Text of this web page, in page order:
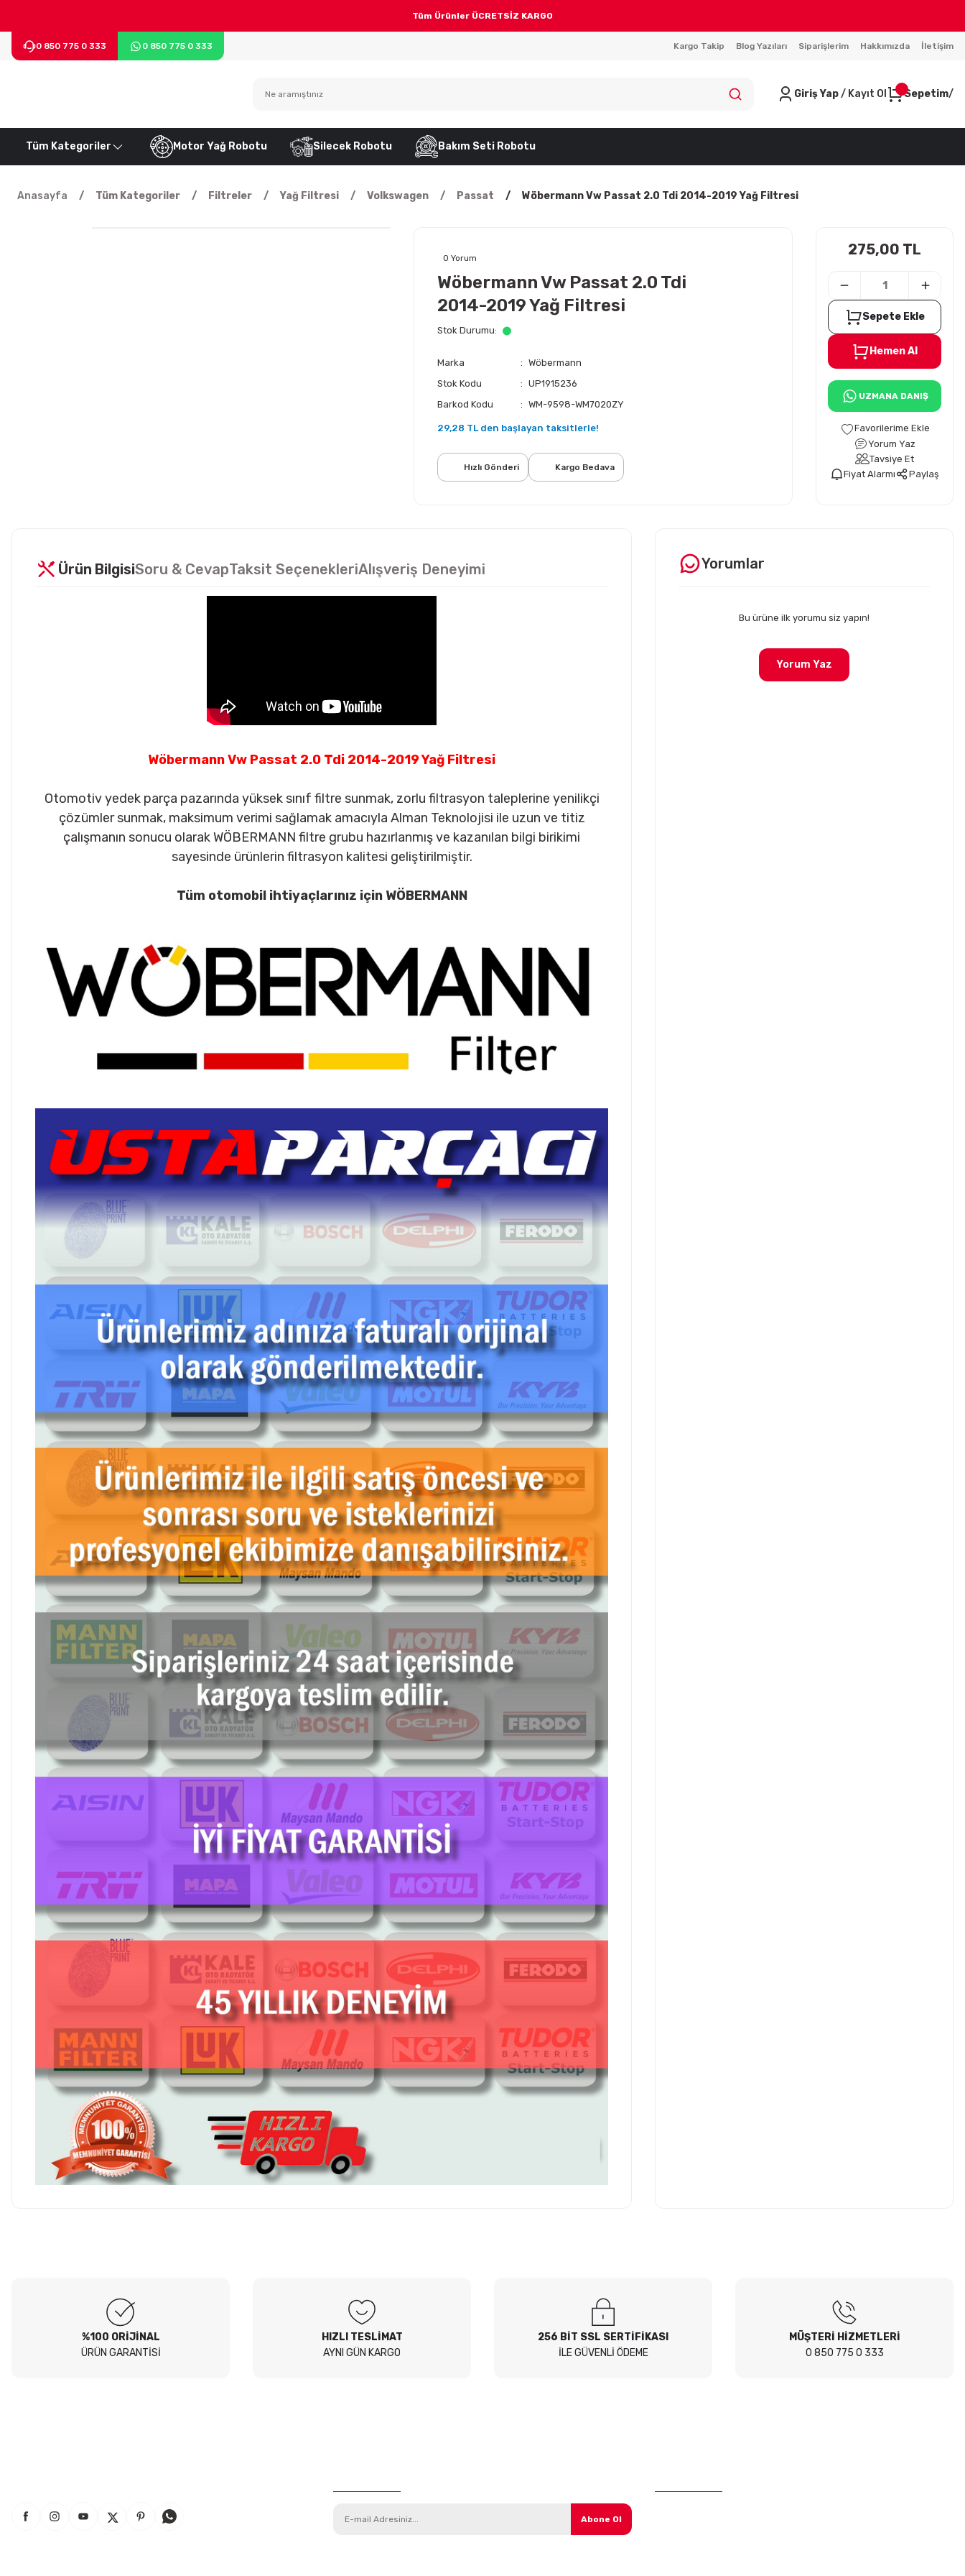
Tüm Ürünler ÜCRETSİZ KARGO
0 850 775 0 333 0 850 775 0 333 Kargo Takip Blog Yazıları Siparişlerim Hakkımızda İletişim
Giriş Yap/ Kayıt Ol Sepetim
Tüm Kategoriler Motor Yağ Robotu Silecek Robotu Bakım Seti Robotu
Anasayfa Tüm Kategoriler Filtreler Yağ Filtresi Volkswagen Passat Wöbermann Vw Passat 2.0 Tdi 2014-2019 Yağ Filtresi
0 Yorum
Wöbermann Vw Passat 2.0 Tdi
2014-2019 Yağ Filtresi
Stok Durumu
Marka
Wöbermann
Stok Kodu
UP1915236
Barkod Kodu
WM-9598-WM7020ZY
29,28 TL den başlayan taksitlerle!
Hızlı Gönderi Kargo Bedava
275,00 TL
Sepete Ekle
Hemen Al
UZMANA DANIŞ
Yorum Yaz
Tavsiye Et
Fiyat Alarmı
Paylaş
Ürün BilgisiSoru & CevapTaksit SeçenekleriAlışveriş Deneyimi
Wöbermann Vw Passat 2.0 Tdi 2014-2019 Yağ Filtresi
Otomotiv yedek parça pazarında yüksek sınıf filtre sunmak, zorlu filtrasyon taleplerine yenilikçi
çözümler sunmak, maksimum verimi sağlamak amacıyla Alman Teknolojisi ile uzun ve titiz
çalışmanın sonucu olarak WÖBERMANN filtre grubu hazırlanmış ve kazanılan bilgi birikimi
sayesinde ürünlerin filtrasyon kalitesi geliştirilmiştir.
Tüm otomobil ihtiyaçlarınız için WÖBERMANN
B... I... | 04/08/2026
Siteden yaklaşık 3 yıldır alışveriş yapıyorum bir sıkıntı yaşamadım
B... T... | 08/07/2026
Yorumlar
Bu ürüne ilk yorumu siz yapın!
Yorum Yaz
%100 ORİJİNAL
ÜRÜN GARANTİSİ
HIZLI TESLİMAT
AYNI GÜN KARGO
256 BİT SSL SERTİFİKASI
İLE GÜVENLİ ÖDEME
MÜŞTERİ HİZMETLERİ
0 850 775 0 333
Abone Ol